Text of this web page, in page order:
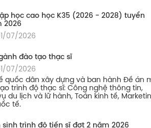
học cao học K35 (2026 - 2028) tuyển
2026
07/2026
đào tạo thạc sĩ
07/2026
quốc dân xây dựng và ban hành Đề án
trình độ thạc sĩ: Công nghệ thông tin,
du lịch và lữ hành, Toán kinh tế,
tế.
trình độ tiến sĩ đợt 2 năm 2026